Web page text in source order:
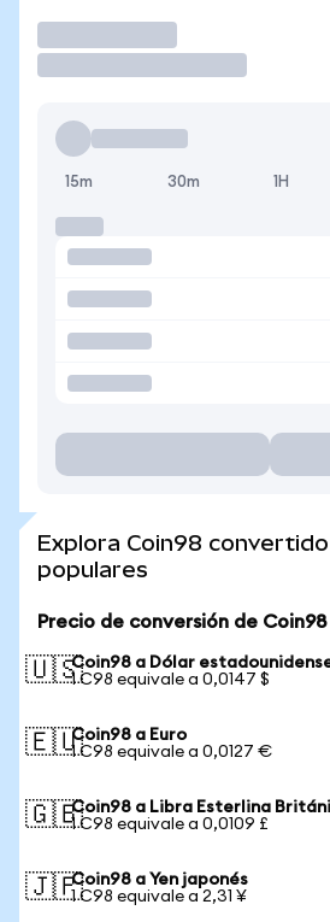
15m 30m 1H
Explora Coin98
populares
Precio de conversión de
🇺🇸Coin98 a Dólar
1 C98 equivale a 0,0147 $
🇪🇺Coin98 a Euro
1 C98 equivale a 0,0127 €
🇬🇧Coin98 a Libra Esterlina
1 C98 equivale a 0,0109 £
🇯🇵Coin98 a Yen japonés
1 C98 equivale a 2,31 ¥